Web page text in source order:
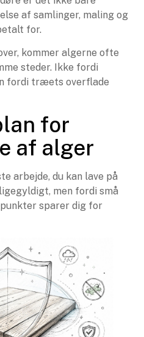
af samlinger, maling og
for.
kommer algerne ofte
steder. Ikke fordi
fordi træets overflade
for
af alger
arbejde, du kan lave på
men fordi små
sparer dig for